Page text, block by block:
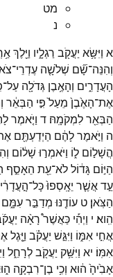
מט
נ
א וַיִּשָּׂ֥א יַעֲקֹ֖ב רַגְלָ֑יו וַיֵּ֖לֶךְ
וְהִנֵּה־שָׁ֞ם שְׁלֹשָׁ֤ה עֶדְרֵי־
הָעֲדָרִ֑ים וְהָאֶ֥בֶן גְּדֹלָ֖ה עַל־
אֶת־הָאֶ֙בֶן֙ מֵעַל֙ פִּ֣י הַבְּאֵ֔ר
הַבְּאֵ֖רלִמְקֹמָֽהּ׃ ד וַיֹּ֤אמֶר
ה וַיֹּ֣אמֶרלָהֶ֔ם הַיְדַעְתֶּ֖ם
הֲשָׁל֣וֹם ל֑וֹ וַיֹּאמְר֣וּ שָׁל֔וֹם
הַיּ֣וֹם גָּד֔וֹללֹא־עֵ֖ת הֵאָסֵ֣ף
עַ֣דאֲשֶׁ֤ר יֵאָֽסְפוּ֙כָּל־
הַצֹּֽאן׃ ט עוֹדֶ֖נּוּ מְדַבֵּ֣רעִמָּ֑ם
הִֽוא׃ י וַיְהִ֡י כַּאֲשֶׁר֩ רָאָ֨ה
אֲחִ֣י אִמּ֑וֹ וַיִּגַּ֣שׁ יַעֲקֹ֗ב וַיָּ֤גֶל
אִמּֽוֹ׃ יא וַיִּשַּׁ֥ק יַעֲקֹ֖בלְרָחֵ֑ל
אָבִ֙יהָ֙ ה֔וּא וְכִ֥י בֶן־רִבְקָ֖ה